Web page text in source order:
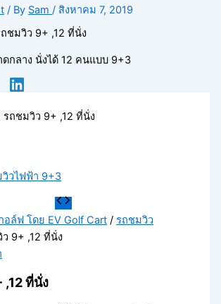
/ By Sam / สิงหาคม 7, 2019
ชมวิว 9+ ,12 ที่นั่ง
กลาง นั่งได้ 12 คนแบบ 9+3
รถชมวิว 9+ ,12 ที่นั่ง
อล์ฟ โดย EV Golf Cart /รถชมวิว
9+ ,12 ที่นั่ง
,12 ที่นั่ง